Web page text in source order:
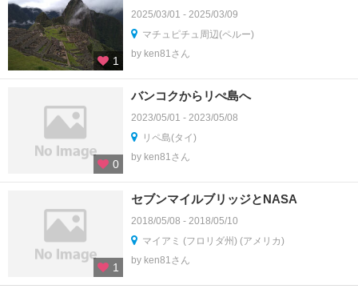
1
2025/03/01 - 2025/03/09
マチュピチュ周辺(ペルー)
by ken81さん
0
バンコクからリぺ島へ
2023/05/01 - 2023/05/08
リペ島(タイ)
by ken81さん
1
セブンマイルブリッジとNASA
2018/05/08 - 2018/05/10
マイアミ (フロリダ州) (アメリカ)
by ken81さん